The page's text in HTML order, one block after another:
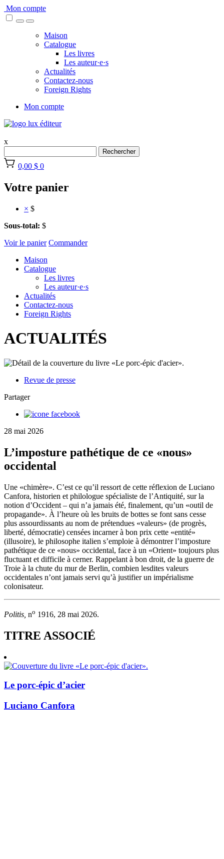
Skip
to
Mon compte
Maison
Catalogue
Les livres
Les auteur·e·s
Actualités
Contactez-nous
Foreign Rights
Mon compte
x
Rechercher
0,00 $ 0
Votre panier
× $
Sous-total: $
Voir le panier Commander
Maison
Catalogue
Les livres
Les auteur·e·s
Actualités
Contactez-nous
Foreign Rights
ACTUALITÉS
Revue de presse
Partager
28 mai 2026
L’imposture pathétique de ce «nous»
occidental
Une «chimère». C’est ce qu’il ressort de cette réflexion de Luciano
Canfora, historien et philologue spécialiste de l’Antiquité, sur la
notion d’Occident – qui n’a jamais été, finalement, qu’un «outil de
propagande». À l’heure où les bruits de bottes se font sans cesse
plus assourdissants au nom de prétendues «valeurs» (de progrès,
liberté, démocratie) censées incarner à bon prix cette «entité»
(illusoire), le philosophe italien s’emploie à démontrer l’imposture
pathétique de ce «nous» occidental, face à un «Orient» toujours plus
fluctuant et difficile à cerner. Rappelant à bon droit, de la guerre de
Troie à la chute du mur de Berlin, combien lesdites valeurs
occidentales n’ont jamais servi qu’à justifier un impérialisme
colonisateur.
Politis, no 1916, 28 mai 2026.
TITRE ASSOCIÉ
Le porc-épic d’acier
Luciano Canfora